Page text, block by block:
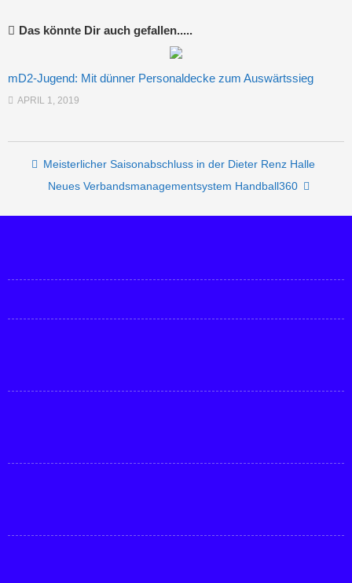
Das könnte Dir auch gefallen.....
mD2-Jugend: Mit dünner Personaldecke zum Auswärtssieg
APRIL 1, 2019
Post navigation
Meisterlicher Saisonabschluss in der Dieter Renz Halle
Neues Verbandsmanagementsystem Handball360